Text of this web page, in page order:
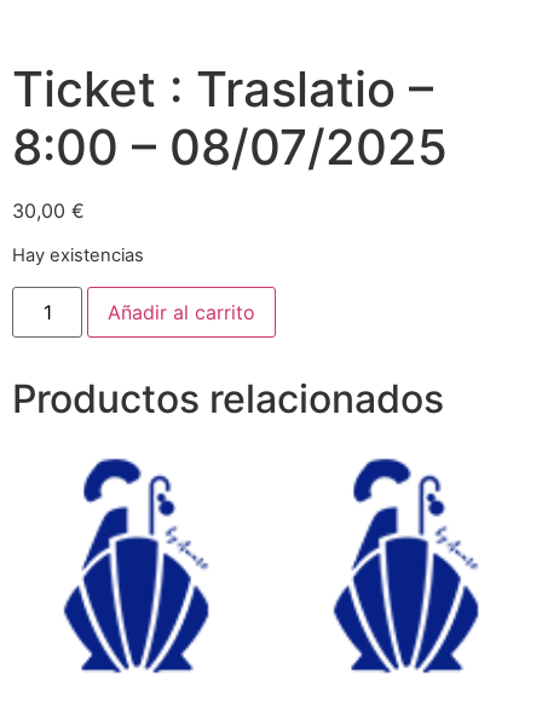
Ticket : Traslatio –
8:00 – 08/07/2025
30,00 €
Hay existencias
Añadir al carrito
Productos relacionados